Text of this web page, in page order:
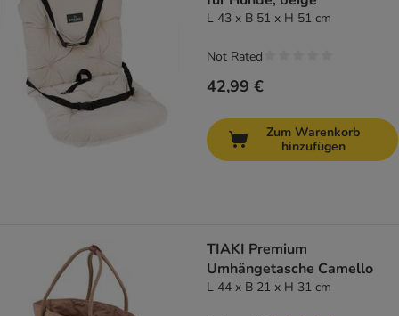
L 43 x B 51 x H 51 cm
42,99 €
Not Rated
Zum Warenkorb
hinzufügen
TIAKI Premium
Umhängetasche Camello
L 44 x B 21 x H 31 cm